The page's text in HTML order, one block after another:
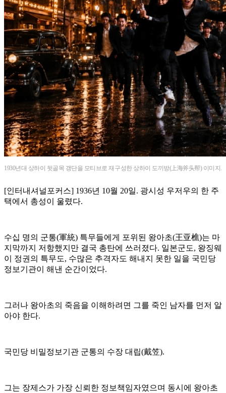
1930년대 상하이 뒷골목 갱단을 모티브로 재구성한 상하이 도끼방(上海斧头帮) 이미지.
[인터내셔널포커스] 1936년 10월 20일. 광시성 우저우의 한 주
택에서 총성이 울렸다.
수십 명의 군통(軍統) 특무들에게 포위된 왕아초(王亚樵)는 마
지막까지 저항했지만 결국 총탄에 쓰러졌다. 일본군도, 왕징웨
이 정권의 특무도, 수많은 추격자도 해내지 못한 일을 국민당
정보기관이 해낸 순간이었다.
그러나 왕아초의 죽음을 이해하려면 그를 죽인 남자를 먼저 알
아야 한다.
국민당 비밀정보기관 군통의 수장 대립(戴笠).
그는 장제스가 가장 신뢰한 정보책임자였으며 동시에 왕아초